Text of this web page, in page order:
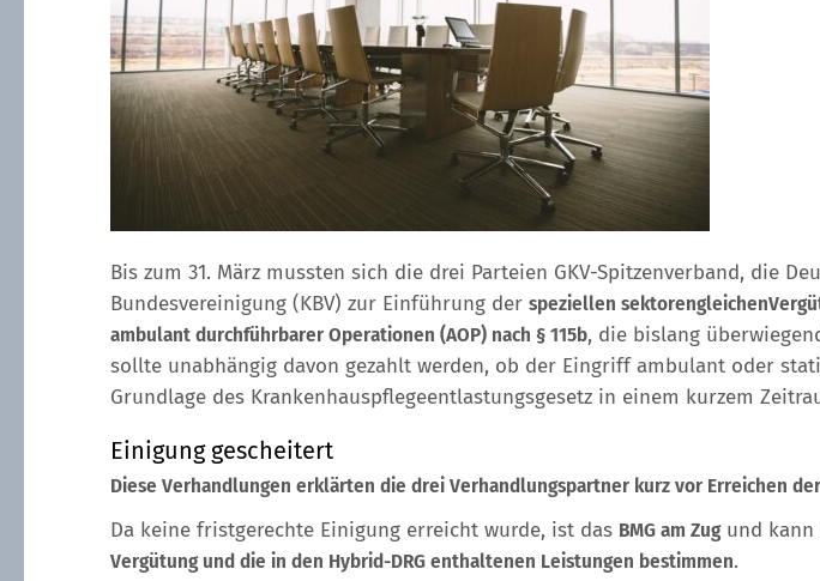
Bis zum 31. März mussten sich die drei Parteien GKV-Spitzenverband, die
Bundesvereinigung (KBV) zur Einführung der speziellen
ambulant durchführbarer Operationen (AOP) nach § 115b, die bislang
sollte unabhängig davon gezahlt werden, ob der Eingriff ambulant oder
Grundlage des Krankenhauspflegeentlastungsgesetz in einem kurzem
Einigung gescheitert
Diese Verhandlungen erklärten die drei Verhandlungspartner kurz vor Erreichen
Da keine fristgerechte Einigung erreicht wurde, ist das BMG am Zugund kann
Vergütung und die in den Hybrid-DRG enthaltenen Leistungen bestimmen.